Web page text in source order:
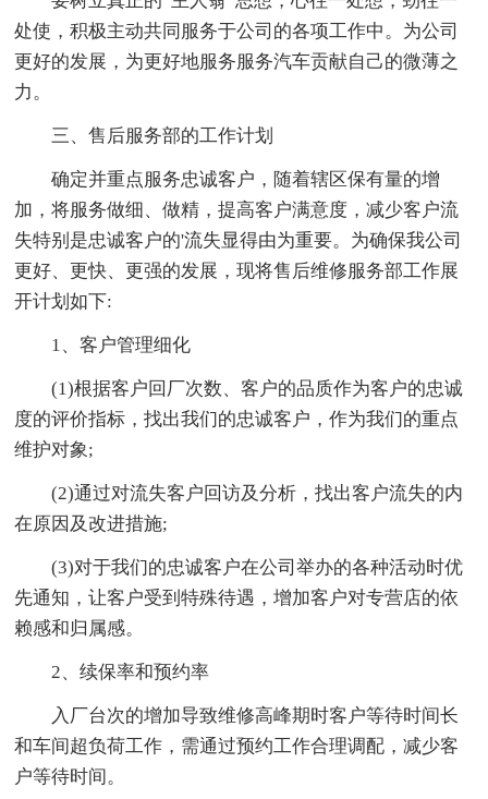
处使，积极主动共同服务于公司的各项工作中。为公司
更好的发展，为更好地服务服务汽车贡献自己的微薄之
力。
三、售后服务部的工作计划
确定并重点服务忠诚客户，随着辖区保有量的增
加，将服务做细、做精，提高客户满意度，减少客户流
失特别是忠诚客户的'流失显得由为重要。为确保我公司
更好、更快、更强的发展，现将售后维修服务部工作展
开计划如下:
1、客户管理细化
(1)根据客户回厂次数、客户的品质作为客户的忠诚
度的评价指标，找出我们的忠诚客户，作为我们的重点
维护对象;
(2)通过对流失客户回访及分析，找出客户流失的内
在原因及改进措施;
(3)对于我们的忠诚客户在公司举办的各种活动时优
先通知，让客户受到特殊待遇，增加客户对专营店的依
赖感和归属感。
2、续保率和预约率
入厂台次的增加导致维修高峰期时客户等待时间长
和车间超负荷工作，需通过预约工作合理调配，减少客
户等待时间。